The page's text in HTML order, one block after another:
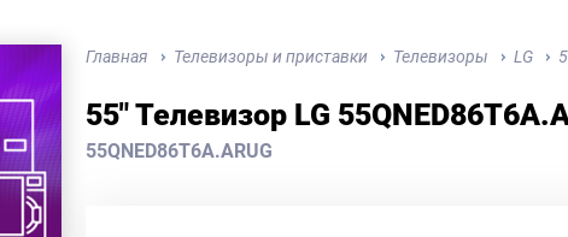
Главная Телевизоры и приставки Телевизоры LG
55" Телевизор LG
55QNED86T6A.ARUG